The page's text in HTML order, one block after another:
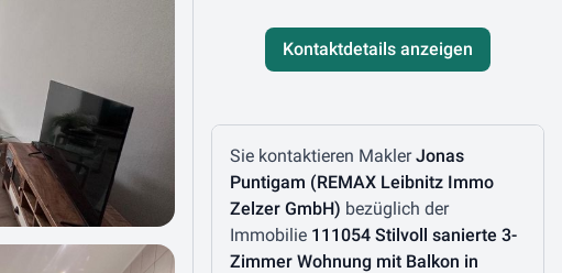
Kontaktdetails anzeigen
Nachricht schreiben
Sie kontaktieren MaklerJonas
Puntigam (REMAX Leibnitz Immo
Zelzer GmbH) bezüglich der
Immobilie 111054 Stilvoll sanierte 3-
Zimmer Wohnung mit Balkon in